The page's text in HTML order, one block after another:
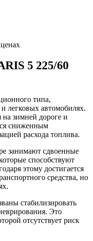
5 225/60
типа,
легковых автомобилях.
зимней дороге и
сниженным
расхода топлива.
занимают сдвоенные
способствуют
этому достигается
средства, но
стабилизировать
Это
отсутствует риск